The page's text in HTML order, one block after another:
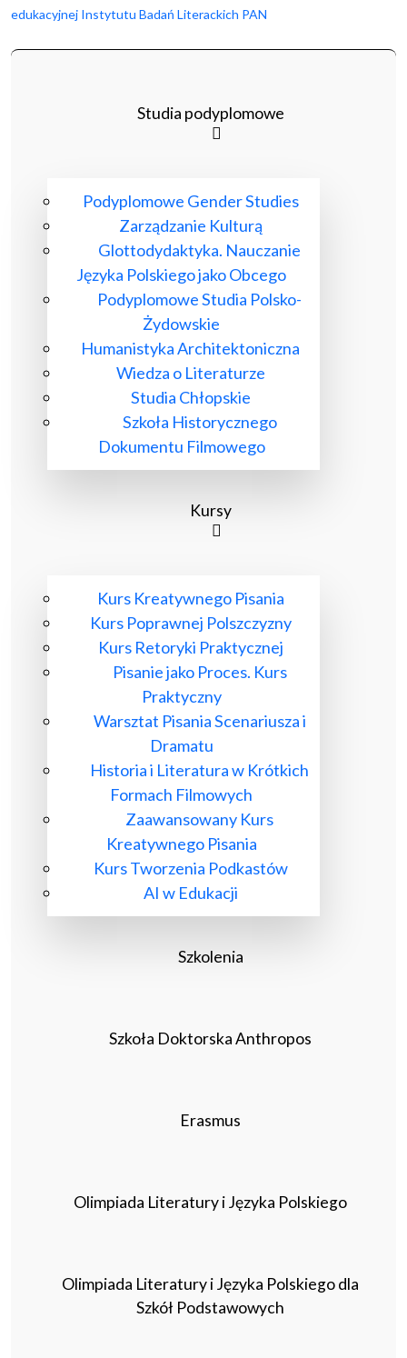
Studia podyplomowe
Podyplomowe Gender Studies
Zarządzanie Kulturą
Glottodydaktyka. Nauczanie
Języka Polskiego jako Obcego
Podyplomowe Studia Polsko-
Żydowskie
Humanistyka Architektoniczna
Wiedza o Literaturze
Studia Chłopskie
Szkoła Historycznego
Dokumentu Filmowego
Kursy
Kurs Kreatywnego Pisania
Kurs Poprawnej Polszczyzny
Kurs Retoryki Praktycznej
Pisanie jako Proces. Kurs
Praktyczny
Warsztat Pisania Scenariusza i
Dramatu
Historia i Literatura w Krótkich
Formach Filmowych
Zaawansowany Kurs
Kreatywnego Pisania
Kurs Tworzenia Podkastów
AI w Edukacji
Szkolenia
Szkoła Doktorska Anthropos
Erasmus
Olimpiada Literatury i Języka Polskiego
Olimpiada Literatury i Języka Polskiego dla
Szkół Podstawowych
edukacyjnej Instytutu Badań Literackich PAN